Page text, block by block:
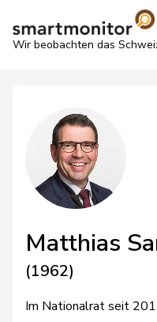
Wir beobachten das
Matthias
(1962)
Im Nationalrat seit